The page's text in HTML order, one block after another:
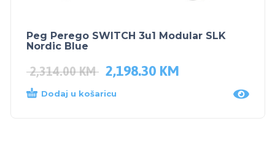
Peg Perego SWITCH 3u1 Modular SLK
Nordic Blue
2,314.00KM 2,198.30 KM
Dodaj u košaricu